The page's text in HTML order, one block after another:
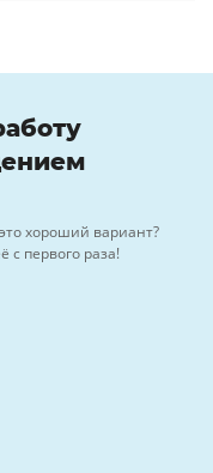
хороший вариант?
с первого раза!